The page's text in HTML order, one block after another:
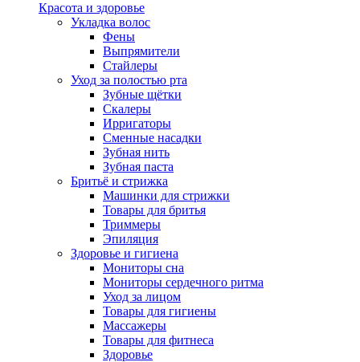
Красота и здоровье
Укладка волос
Фены
Выпрямители
Стайлеры
Уход за полостью рта
Зубные щётки
Скалеры
Ирригаторы
Сменные насадки
Зубная нить
Зубная паста
Бритьё и стрижка
Машинки для стрижки
Товары для бритья
Триммеры
Эпиляция
Здоровье и гигиена
Мониторы сна
Мониторы сердечного ритма
Уход за лицом
Товары для гигиены
Массажеры
Товары для фитнеса
Здоровье